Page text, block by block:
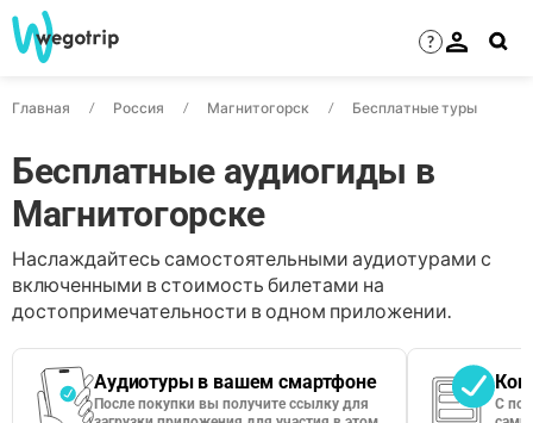
?
Главная Россия Магнитогорск Бесплатные туры
Бесплатные аудиогиды в
Магнитогорске
Наслаждайтесь самостоятельными аудиотурами с
включенными в стоимость билетами на
достопримечательности в одном приложении.
Аудиотуры в вашем смартфоне
После покупки вы получите ссылку для
С